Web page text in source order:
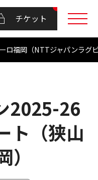
チケット
ロ福岡（NTTジャパンラ
2025-26
ト（狭山